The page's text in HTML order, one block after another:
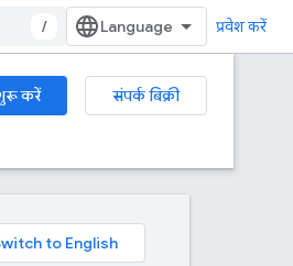
/ प्रवेश करें
करें
संपर्क बिक्री